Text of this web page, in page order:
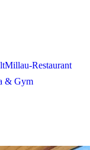
Restaurant
& Gym